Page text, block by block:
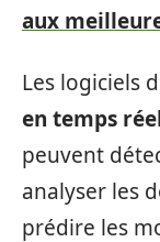
aux
Les logiciels
en temps
peuvent
analyser les
prédire les